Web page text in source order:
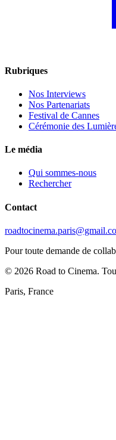
Rubriques
Nos Interviews
Nos Partenariats
Festival de Cannes
Cérémonie des
Le média
Qui sommes-nous
Rechercher
Contact
Pour toute demande de
© 2026 Road to Cinema.
Paris, France